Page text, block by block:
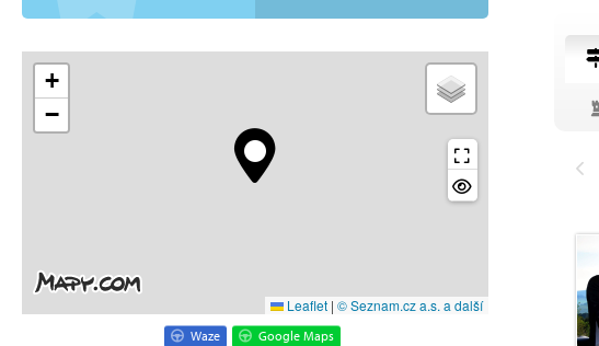
+
−
Leaflet | © Seznam.cz a.s. a další
Waze Google Maps